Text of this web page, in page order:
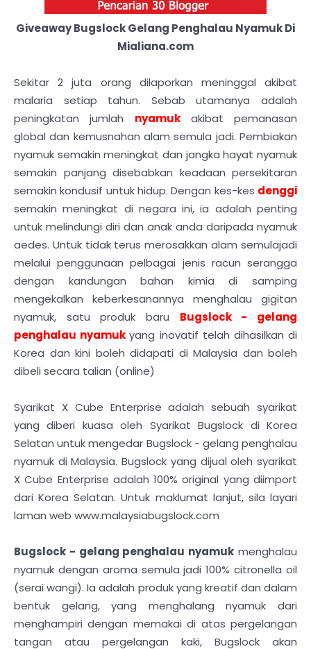
Giveaway Bugslock Gelang Penghalau Nyamuk Di
Mialiana.com
Sekitar 2 juta orang dilaporkan meninggal akibat
malaria setiap tahun. Sebab utamanya adalah
peningkatan jumlah nyamukakibat pemanasan
global dan kemusnahan alam semula jadi. Pembiakan
nyamuk semakin meningkat dan jangka hayat nyamuk
semakin panjang disebabkan keadaan persekitaran
semakin kondusif untuk hidup. Dengan kes-kes denggi
semakin meningkat di negara ini, ia adalah penting
untuk melindungi diri dan anak anda daripada nyamuk
aedes. Untuk tidak terus merosakkan alam semulajadi
melalui penggunaan pelbagai jenis racun serangga
dengan kandungan bahan kimia di samping
mengekalkan keberkesanannya menghalau gigitan
nyamuk, satu produk baru Bugslock - gelang
penghalau nyamukyang inovatif telah dihasilkan di
Korea dan kini boleh didapati di Malaysia dan boleh
dibeli secara talian (online)
Syarikat X Cube Enterprise adalah sebuah syarikat
yang diberi kuasa oleh Syarikat Bugslock di Korea
Selatan untuk mengedar Bugslock - gelang penghalau
nyamuk di Malaysia. Bugslock yang dijual oleh syarikat
X Cube Enterprise adalah 100% original yang diimport
dari Korea Selatan. Untuk maklumat lanjut, sila layari
laman web www.malaysiabugslock.com
Bugslock - gelang penghalau nyamuk menghalau
nyamuk dengan aroma semula jadi 100% citronella oil
(serai wangi). Ia adalah produk yang kreatif dan dalam
bentuk gelang, yang menghalang nyamuk dari
menghampiri dengan memakai di atas pergelangan
tangan atau pergelangan kaki, Bugslock akan